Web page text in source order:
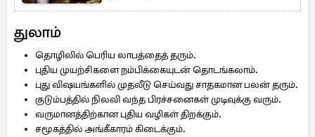
துலாம்
தொழிலில் பெரிய லாபத்தைத் தரும்.
புதிய முயற்சிகளை நம்பிக்கையுடன் தொடங்கலாம்.
புது விஷயங்களில் முதலீடு செய்வது சாதகமான பலன் தரும்.
குடும்பத்தில் நிலவி வந்த பிரச்சனைகள் முடிவுக்கு வரும்.
வருமானத்திற்கான புதிய வழிகள் திறக்கும்.
சமூகத்தில் அங்கீகாரம் கிடைக்கும்.